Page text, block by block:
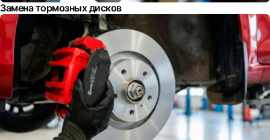
Замена тормозных дисков